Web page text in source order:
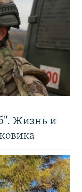
Жизнь и